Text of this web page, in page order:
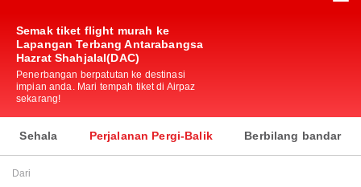
Semak tiket flight murah ke
Lapangan Terbang Antarabangsa
Hazrat Shahjalal(DAC)
Penerbangan berpatutan ke destinasi
impian anda. Mari tempah tiket di Airpaz
sekarang!
Sehala Perjalanan Pergi-Balik Berbilang bandar
Dari